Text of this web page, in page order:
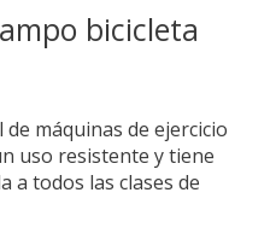
bicicleta
máquinas de ejercicio
uso resistente y tiene
a todos las clases de